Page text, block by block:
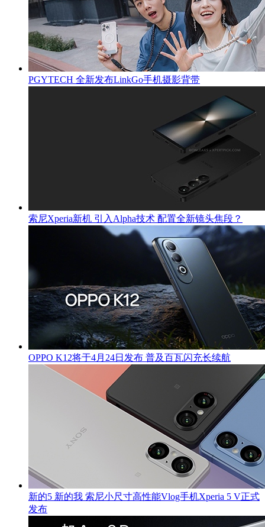
PGYTECH 全新发布LinkGo手机摄影背带
索尼Xperia新机 引入Alpha技术 配置全新镜头焦段？
OPPO K12将于4月24日发布 普及百瓦闪充长续航
新的5 新的我 索尼小尺寸高性能Vlog手机Xperia 5 V正式
发布